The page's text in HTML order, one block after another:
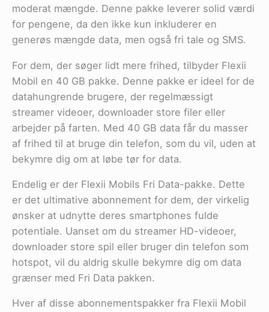
moderat mængde. Denne pakke leverer solid værdi
for pengene, da den ikke kun inkluderer en
generøs mængde data, men også fri tale og SMS.
For dem, der søger lidt mere frihed, tilbyder Flexii
Mobil en 40 GB pakke. Denne pakke er ideel for de
datahungrende brugere, der regelmæssigt
streamer videoer, downloader store filer eller
arbejder på farten. Med 40 GB data får du masser
af frihed til at bruge din telefon, som du vil, uden at
bekymre dig om at løbe tør for data.
Endelig er der Flexii Mobils Fri Data-pakke. Dette
er det ultimative abonnement for dem, der virkelig
ønsker at udnytte deres smartphones fulde
potentiale. Uanset om du streamer HD-videoer,
downloader store spil eller bruger din telefon som
hotspot, vil du aldrig skulle bekymre dig om data
grænser med Fri Data pakken.
Hver af disse abonnementspakker fra Flexii Mobil